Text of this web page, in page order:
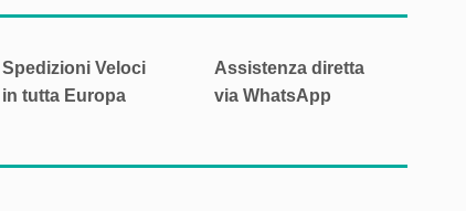
Spedizioni Veloci
in tutta Europa
Assistenza diretta
via WhatsApp